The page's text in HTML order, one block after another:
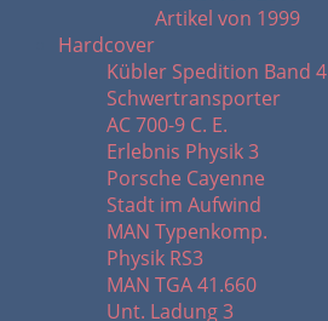
Artikel von 1999
Hardcover
Kübler Spedition Band 4
Schwertransporter
AC 700-9 C. E.
Erlebnis Physik 3
Porsche Cayenne
Stadt im Aufwind
MAN Typenkomp.
Physik RS3
MAN TGA 41.660
Unt. Ladung 3